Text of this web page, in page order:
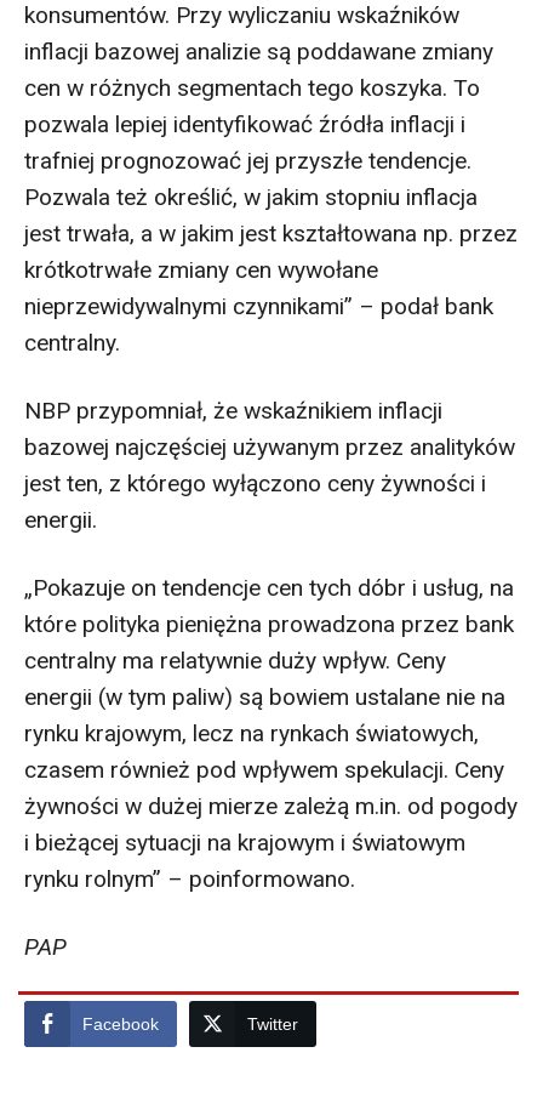
konsumentów. Przy wyliczaniu wskaźników
inflacji bazowej analizie są poddawane zmiany
cen w różnych segmentach tego koszyka. To
pozwala lepiej identyfikować źródła inflacji i
trafniej prognozować jej przyszłe tendencje.
Pozwala też określić, w jakim stopniu inflacja
jest trwała, a w jakim jest kształtowana np. przez
krótkotrwałe zmiany cen wywołane
nieprzewidywalnymi czynnikami” – podał bank
centralny.
NBP przypomniał, że wskaźnikiem inflacji
bazowej najczęściej używanym przez analityków
jest ten, z którego wyłączono ceny żywności i
energii.
„Pokazuje on tendencje cen tych dóbr i usług, na
które polityka pieniężna prowadzona przez bank
centralny ma relatywnie duży wpływ. Ceny
energii (w tym paliw) są bowiem ustalane nie na
rynku krajowym, lecz na rynkach światowych,
czasem również pod wpływem spekulacji. Ceny
żywności w dużej mierze zależą m.in. od pogody
i bieżącej sytuacji na krajowym i światowym
rynku rolnym” – poinformowano.
PAP
Facebook Twitter